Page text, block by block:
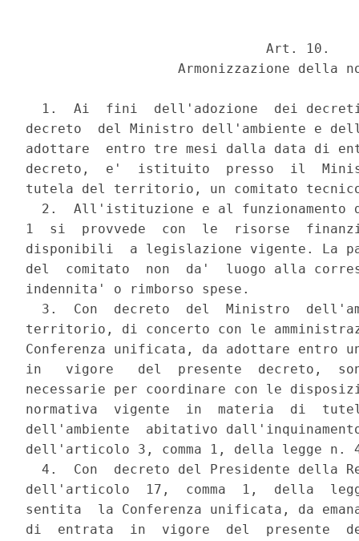
                              Art. 10.
Armonizzazione della
1.  Ai  fini  dell'adozione  dei
decreto  del Ministro dell'ambiente e
adottare  entro tre mesi dalla data di
decreto,  e'  istituito  presso  il
tutela del territorio, un comitato tecnico
2.  All'istituzione e al funzionamento
1  si  provvede  con  le  risorse
disponibili  a legislazione vigente. La
del  comitato  non  da'  luogo alla
indennita' o rimborso spese.
3.  Con  decreto  del  Ministro
territorio, di concerto con le
Conferenza unificata, da adottare entro
in   vigore   del  presente  decreto,
necessarie per coordinare con le
normativa  vigente  in  materia  di
dell'ambiente  abitativo
dell'articolo 3, comma 1, della legge n.
4.  Con  decreto del Presidente della
dell'articolo  17,  comma  1,  della
sentita  la Conferenza unificata, da
di  entrata  in  vigore  del  presente